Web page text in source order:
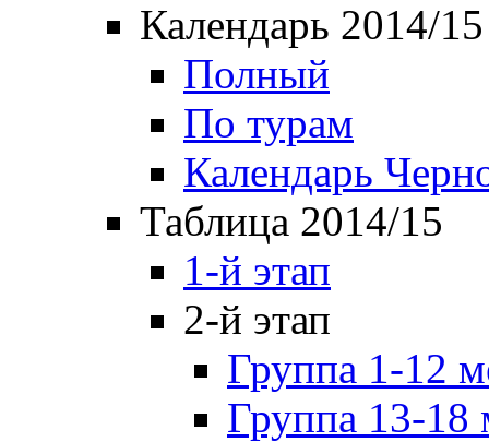
Календарь 2014/15
Полный
По турам
Календарь
Таблица 2014/15
1-й этап
2-й этап
Группа 1-12
Группа 13-18